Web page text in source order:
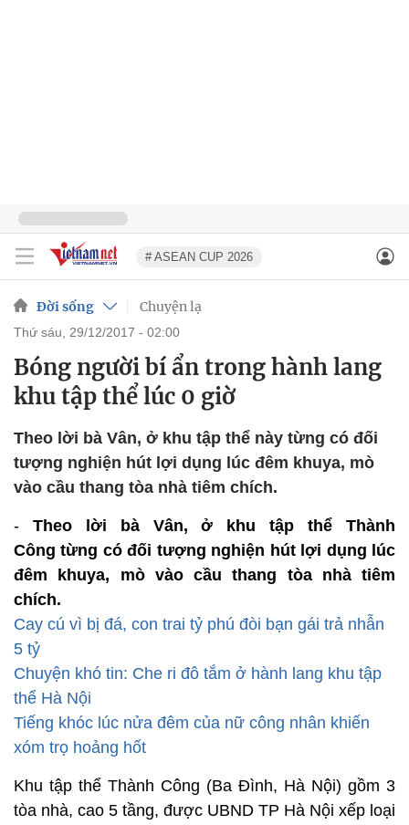
# ASEAN CUP 2026
Đời sống Chuyện lạ
thứ sáu, 29/12/2017 - 02:00
Bóng người bí ẩn trong hành lang
khu tập thể lúc 0 giờ
Theo lời bà Vân, ở khu tập thể này từng có đối
tượng nghiện hút lợi dụng lúc đêm khuya, mò
vào cầu thang tòa nhà tiêm chích.
- Theo lời bà Vân, ở khu tập thể Thành
Công từng có đối tượng nghiện hút lợi dụng lúc
đêm khuya, mò vào cầu thang tòa nhà tiêm
chích.
Cay cú vì bị đá, con trai tỷ phú đòi bạn gái trả nhẫn
5 tỷ
Chuyện khó tin: Che ri đô tắm ở hành lang khu tập
thể Hà Nội
Tiếng khóc lúc nửa đêm của nữ công nhân khiến
xóm trọ hoảng hốt
Khu tập thể Thành Công (Ba Đình, Hà Nội) gồm 3
tòa nhà, cao 5 tầng, được UBND TP Hà Nội xếp loại